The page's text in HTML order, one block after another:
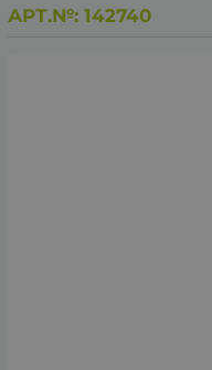
АРТ.№: 142740